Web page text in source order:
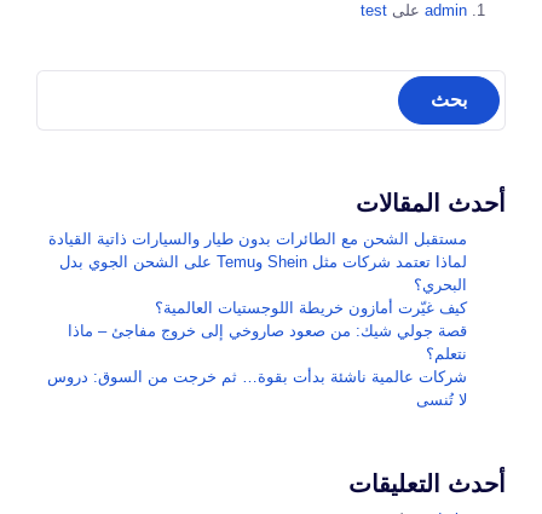
admin على test
أحدث المقالات
مستقبل الشحن مع الطائرات بدون طيار والسيارات ذاتية القيادة
لماذا تعتمد شركات مثل Shein وTemu على الشحن الجوي بدل
البحري؟
كيف غيّرت أمازون خريطة اللوجستيات العالمية؟
قصة جولي شيك: من صعود صاروخي إلى خروج مفاجئ – ماذا
نتعلم؟
شركات عالمية ناشئة بدأت بقوة… ثم خرجت من السوق: دروس
لا تُنسى
أحدث التعليقات